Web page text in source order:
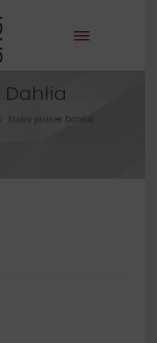
Stolni planer Dahlia